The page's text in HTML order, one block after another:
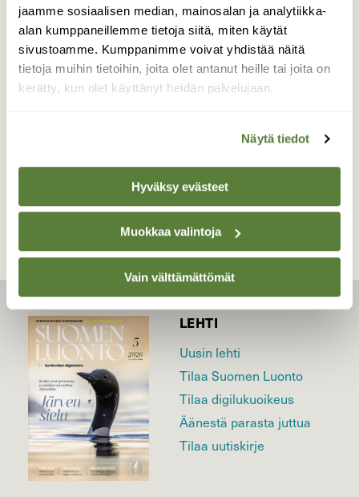
jaamme sosiaalisen median, mainosalan ja analytiikka-
alan kumppaneillemme tietoja siitä, miten käytät
sivustoamme. Kumppanimme voivat yhdistää näitä
tietoja muihin tietoihin, joita olet antanut heille tai joita on
kerätty, kun olet käyttänyt heidän palvelujaan.
Näytä tiedot
Hyväksy evästeet
Muokkaa valintoja
Vain välttämättömät
Menopaluu jälkiä
Suurehko kaurislauma on käynyt yksityisellä
ruokintapaikalla.
TAKAISIN LISTAAN
LEHTI
Uusin lehti
Tilaa Suomen Luonto
Tilaa digilukuoikeus
Äänestä parasta juttua
Tilaa uutiskirje